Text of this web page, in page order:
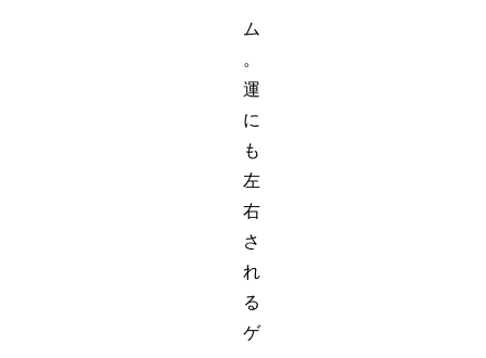
ム
。
運
に
も
左
右
さ
れ
る
ゲ